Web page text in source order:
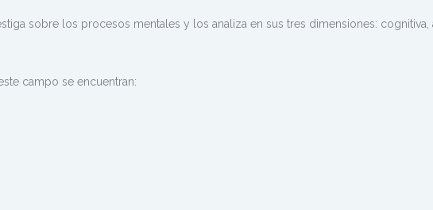
sobre los procesos mentales y los analiza en sus tres dimensiones: cognitiva,
campo se encuentran: